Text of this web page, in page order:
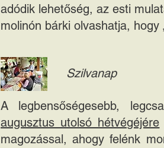
adódik lehetőség, az esti
molinón bárki olvashatja, hogy
Szilvanap
A legbensőségesebb,
augusztus utolsó hétvégéjére
magozással, ahogy felénk